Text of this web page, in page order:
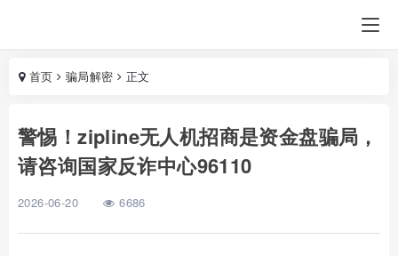
首页 骗局解密 正文
警惕！zipline无人机招商是资金盘骗局，
请咨询国家反诈中心96110
2026-06-20 6686